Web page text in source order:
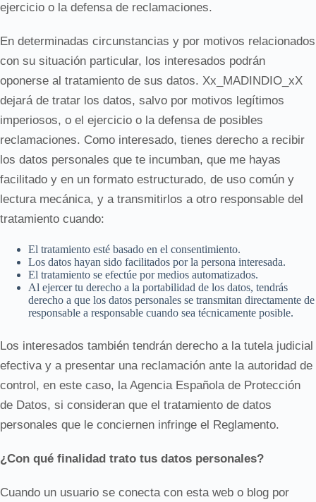
ejercicio o la defensa de reclamaciones.
En determinadas circunstancias y por motivos relacionados
con su situación particular, los interesados podrán
oponerse al tratamiento de sus datos. Xx_MADINDIO_xX
dejará de tratar los datos, salvo por motivos legítimos
imperiosos, o el ejercicio o la defensa de posibles
reclamaciones. Como interesado, tienes derecho a recibir
los datos personales que te incumban, que me hayas
facilitado y en un formato estructurado, de uso común y
lectura mecánica, y a transmitirlos a otro responsable del
tratamiento cuando:
El tratamiento esté basado en el consentimiento.
Los datos hayan sido facilitados por la persona interesada.
El tratamiento se efectúe por medios automatizados.
Al ejercer tu derecho a la portabilidad de los datos, tendrás
derecho a que los datos personales se transmitan directamente de
responsable a responsable cuando sea técnicamente posible.
Los interesados también tendrán derecho a la tutela judicial
efectiva y a presentar una reclamación ante la autoridad de
control, en este caso, la Agencia Española de Protección
de Datos, si consideran que el tratamiento de datos
personales que le conciernen infringe el Reglamento.
¿Con qué finalidad trato tus datos personales?
Cuando un usuario se conecta con esta web o blog por